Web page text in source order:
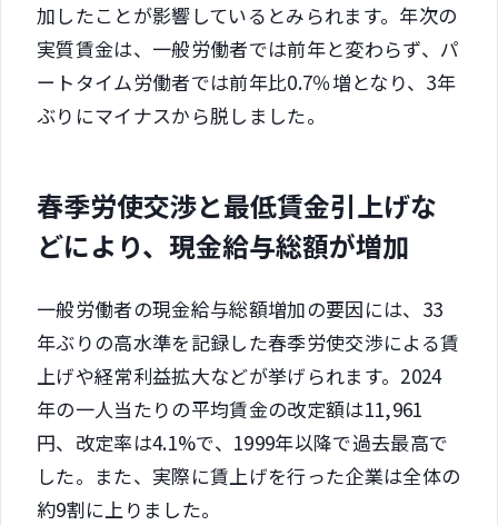
加したことが影響しているとみられます。年次の
実質賃金は、一般労働者では前年と変わらず、パ
ートタイム労働者では前年比0.7％増となり、3年
ぶりにマイナスから脱しました。
春季労使交渉と最低賃金引上げな
どにより、現金給与総額が増加
一般労働者の現金給与総額増加の要因には、33
年ぶりの高水準を記録した春季労使交渉による賃
上げや経常利益拡大などが挙げられます。2024
年の一人当たりの平均賃金の改定額は11,961
円、改定率は4.1%で、1999年以降で過去最高で
した。また、実際に賃上げを行った企業は全体の
約9割に上りました。